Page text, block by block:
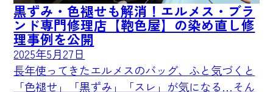
黒ずみ・色褪せも解消！エルメス・ブラ
ンド専門修理店【鞄色屋】の染め直し修
理事例を公開
2025年5月27日
長年使ってきたエルメスのバッグ、ふと気づくと
「色褪せ」「黒ずみ」「スレ」が気になる…そん